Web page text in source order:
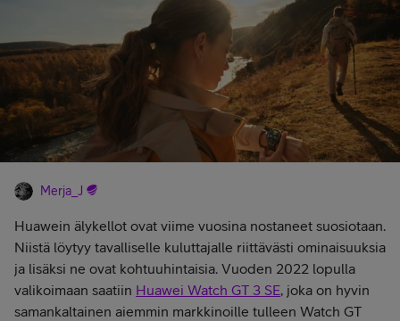
Merja_J
Huawein älykellot ovat viime vuosina nostaneet suosiotaan.
Niistä löytyy tavalliselle kuluttajalle riittävästi ominaisuuksia
ja lisäksi ne ovat kohtuuhintaisia. Vuoden 2022 lopulla
valikoimaan saatiin Huawei Watch GT 3 SE, joka on hyvin
samankaltainen aiemmin markkinoille tulleen Watch GT